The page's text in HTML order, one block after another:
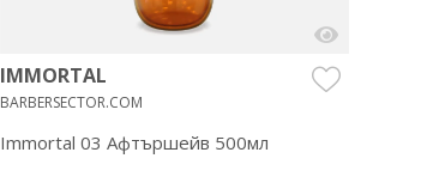
IMMORTAL
BARBERSECTOR.COM
Immortal 03 Aфтършейв 500мл